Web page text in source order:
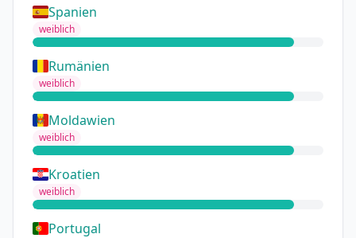
Spanien
weiblich
Rumänien
weiblich
Moldawien
weiblich
Kroatien
weiblich
Portugal